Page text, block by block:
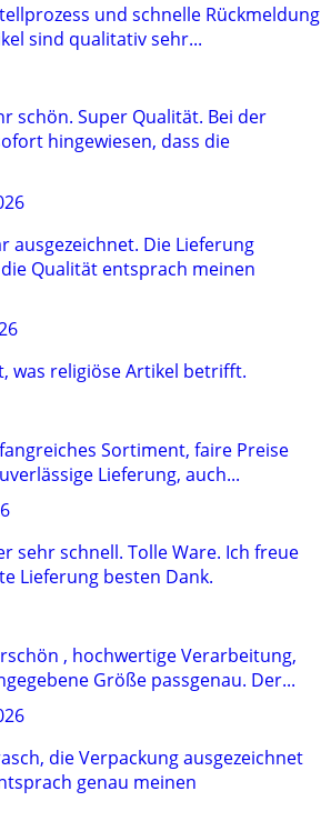
und schnelle Rückmeldung
sind qualitativ sehr...
schön. Super Qualität. Bei der
hingewiesen, dass die
ausgezeichnet. Die Lieferung
Qualität entsprach meinen
was religiöse Artikel betrifft.
Sortiment, faire Preise
Lieferung, auch...
sehr schnell. Tolle Ware. Ich freue
Lieferung besten Dank.
, hochwertige Verarbeitung,
Größe passgenau. Der...
die Verpackung ausgezeichnet
genau meinen